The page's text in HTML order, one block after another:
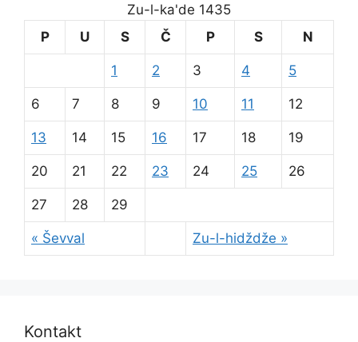
Zu-l-ka'de 1435
P
U S Č P S N
« Ševval Zu-l-hidždže »
1 2 3 4 5
6 7 8 9 10 11 12
13 14 15 16 17 18 19
20 21 22 23 24 25 26
27 28 29
Kontakt